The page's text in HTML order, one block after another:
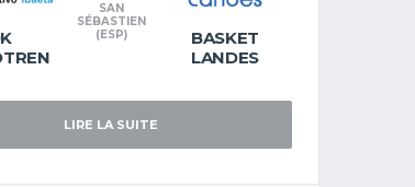
BASKET
LANDES
SAN
SÉBASTIEN
(ESP)
LIRE LA SUITE